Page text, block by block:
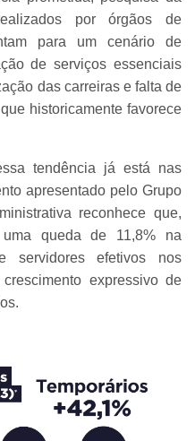
por órgãos de
para um cenário de
de serviços essenciais
das carreiras e falta de
historicamente favorece
tendência já está nas
apresentado pelo Grupo
reconhece que,
queda de 11,8% na
servidores efetivos nos
expressivo de